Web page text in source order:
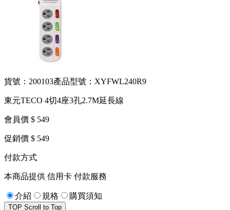
貨號：200103產品型號：XYFWL240R9
東元TECO 4切4座3孔2.7M延長線
會員價 $ 549
促銷價 $ 549
付款方式
本商品提供 信用卡 付款服務
介紹 規格 購買須知
TOP Scroll to Top